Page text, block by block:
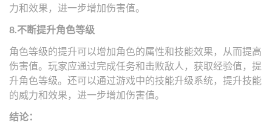
力和效果，进一步增加伤害值。
8.不断提升角色等级
角色等级的提升可以增加角色的属性和技能效果，从而提高
伤害值。玩家应通过完成任务和击败敌人，获取经验值，提
升角色等级。还可以通过游戏中的技能升级系统，提升技能
的威力和效果，进一步增加伤害值。
结论：